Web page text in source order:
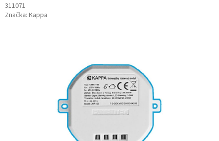
311071
Značka: Kappa